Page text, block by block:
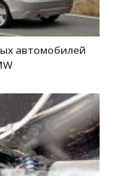
автомобилей